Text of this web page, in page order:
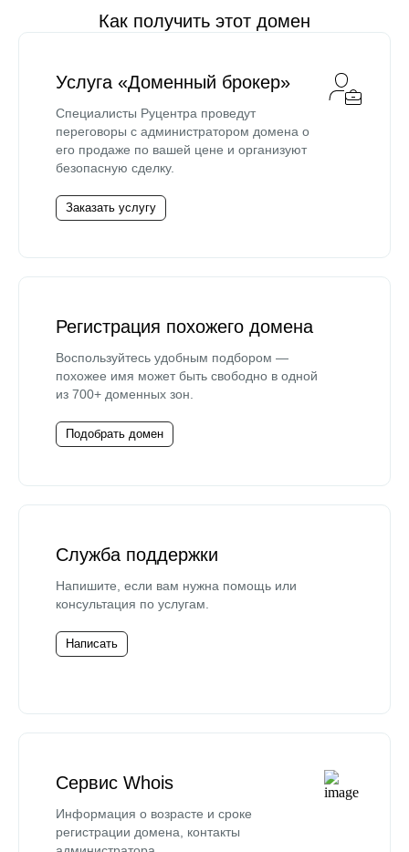
Как получить этот домен
Услуга «Доменный брокер»
Специалисты Руцентра проведут
переговоры с администратором домена о
его продаже по вашей цене и организуют
безопасную сделку.
Заказать услугу
Регистрация похожего домена
Воспользуйтесь удобным подбором —
похожее имя может быть свободно в одной
из 700+ доменных зон.
Подобрать домен
Служба поддержки
Напишите, если вам нужна помощь или
консультация по услугам.
Написать
Сервис Whois
Информация о возрасте и сроке
регистрации домена, контакты